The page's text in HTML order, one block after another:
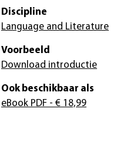
Discipline
Language and Literature
Voorbeeld
Download introductie
Ook beschikbaar als
eBook PDF - € 18,99